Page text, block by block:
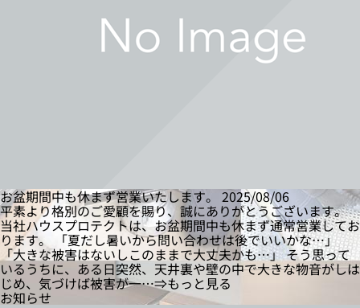
お盆期間中も休まず営業いたします。 2025/08/06
平素より格別のご愛顧を賜り、誠にありがとうございます。
当社ハウスプロテクトは、お盆期間中も休まず通常営業してお
ります。 「夏だし暑いから問い合わせは後でいいかな…」
「大きな被害はないしこのままで大丈夫かも…」 そう思って
いるうちに、ある日突然、天井裏や壁の中で大きな物音がしは
じめ、気づけば被害が一…⇒もっと見る
お知らせ